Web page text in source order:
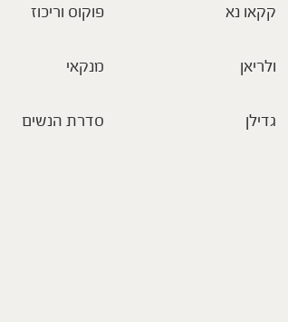
קקאו נא
ולריאן
גדילן
פוקוס וריכוז
מנקאי
סדרת הנשים